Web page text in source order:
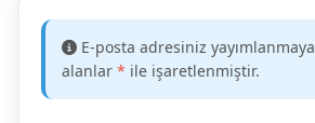
E-posta adresiniz
alanlar * ile işaretlenmiştir.